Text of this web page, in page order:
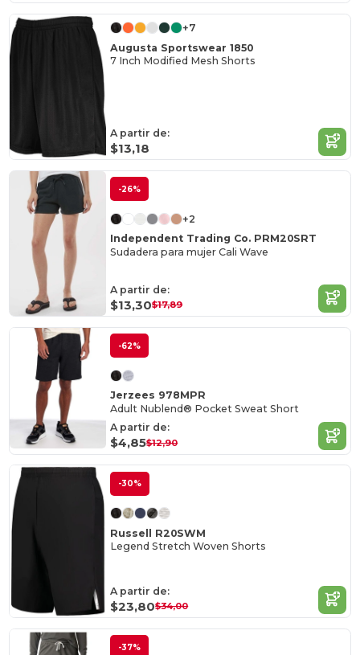
+7
Augusta Sportswear 1850
7 Inch Modified Mesh Shorts
A partir de:
$13,18
-26%
+2
Independent Trading Co. PRM20SRT
Sudadera para mujer Cali Wave
A partir de:
$13,30$17,89
-62%
Jerzees 978MPR
Adult Nublend® Pocket Sweat Short
A partir de:
$4,85$12,90
-30%
Russell R20SWM
Legend Stretch Woven Shorts
A partir de:
$23,80$34,00
-37%